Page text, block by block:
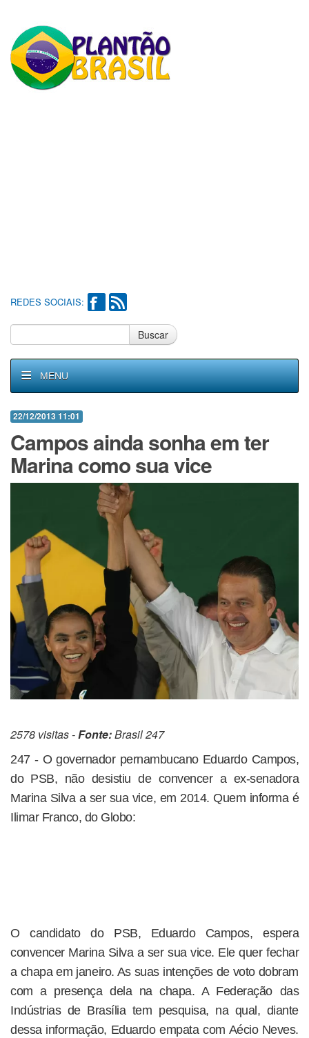
REDES SOCIAIS:
Buscar
MENU
22/12/2013 11:01
Campos ainda sonha em ter
Marina como sua vice
2578 visitas -Fonte:Brasil 247
247 - O governador pernambucano Eduardo Campos,
do PSB, não desistiu de convencer a ex-senadora
Marina Silva a ser sua vice, em 2014. Quem informa é
Ilimar Franco, do Globo:
O candidato do PSB, Eduardo Campos, espera
convencer Marina Silva a ser sua vice. Ele quer fechar
a chapa em janeiro. As suas intenções de voto dobram
com a presença dela na chapa. A Federação das
Indústrias de Brasília tem pesquisa, na qual, diante
dessa informação, Eduardo empata com Aécio Neves.